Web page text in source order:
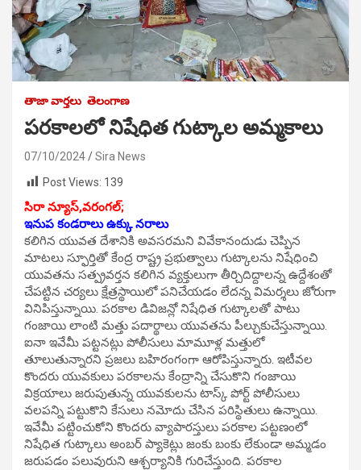
తాజా వార్తలు తెలంగాణ
పరకాలలో నిషేధిత గుట్కాల అమ్మకాలు
07/10/2024
Sira News
Post Views: 139
సిరా న్యూస్,వరంగల్;
ఇనుప కండరాలు ఉక్కు నరాలు
కలిగిన యువత దేశానికి అవసరమని వివేకానందుడు చెప్పిన
మాటలు స్ఫూర్తితో కేంద్ర రాష్ట్ర ప్రభుత్వాలు గుట్కాలను నిషేధించి
యువతను సత్ప్రవర్తన కలిగిన వ్యక్తులుగా తీర్చిదిద్దాలన్న ఉద్దేశంతో
చేపట్టిన చర్యలు క్షేత్రస్థాయిలో పనిచేయడం లేదన్న విమర్శలు జోరుగా
వినిపిస్తున్నాయి. పరకాల డివిజన్లో నిషేధిత గుట్కాలతో పాటు
గంజాయి లాంటి మత్తు పదార్థాలు యువతను పీల్చుకుచేస్తున్నాయి.
ఐనా ఇవేమీ పట్టనట్లు పోలీసులు మామూళ్ల మత్తులో
తూలుతున్నారని ప్రజలు బహిరంగంగా ఆరోపిస్తున్నారు. ఇటీవల
కొందరు యువకులు పరకాలను కేంద్రాన్ని చేసుకొని గంజాయి
విక్రయాలు జరుపుతున్న యువకులను టాస్క్ పోర్ట్ పోలీసులు
వలపన్ని పట్టుకొని కేసులు నమోదు చేసిన పరిస్థితులు ఉన్నాయి.
ఇవేమీ పట్టించుకోని కొందరు వ్యాపారస్తులు పరకాల పట్టణంలో
నిషేధిత గుట్కాలు అంబర్ ప్యాకెట్లు జంకు బంకు లేకుండా అమ్మడం
జరుపడం పలువురుని ఆశ్చర్యానికి గురిచేస్తుంది. పరకాల